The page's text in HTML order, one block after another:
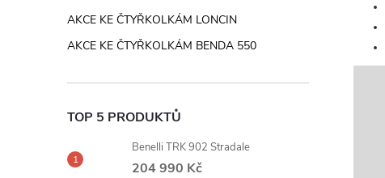
AKCE KE ČTYŘKOLKÁM LONCIN
AKCE KE ČTYŘKOLKÁM BENDA 550
TOP 5 PRODUKTŮ
Benelli TRK 902 Stradale
204 990 Kč